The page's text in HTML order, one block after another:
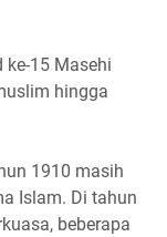
ke-15 Masehi
hingga
1910 masih
Islam. Di tahun
beberapa